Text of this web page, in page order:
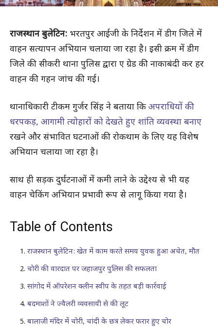
राजस्थान बुलेटिन: भरतपुर आईजी के निर्देशन में डीग जिले में
वाहन सत्यापन अभियान चलाया जा रहा है। इसी क्रम में डीग
जिले की सीकरी थाना पुलिस द्वारा ए ग्रेड की नाकाबंदी कर हर
वाहन की गहन जांच की गई।
थानाधिकारी टीकम गुर्जर सिंह ने बताया कि अपराधियों की
धरपकड़, आगामी त्योहारों को देखते हुए शांति व्यवस्था बनाए
रखने और संभावित घटनाओं की रोकथाम के लिए यह विशेष
अभियान चलाया जा रहा है।
साथ ही सड़क दुर्घटनाओं में कमी लाने के उद्देश्य से भी यह
वाहन चेकिंग अभियान प्रभावी रूप से लागू किया गया है।
Table of Contents
राजस्थान बुलेटिन: खेत में काम करते समय युवक हुआ अचेत, मौत
चोरी की वारदात पर जहाजपुर पुलिस की सफलता
सांगोद में ऑपरेशन क्लीन स्वीप के तहत बड़ी कार्रवाई
बदमाशों ने ज्वैलरी व्यवसायी से की लूट
बालाजी मंदिर में चोरी, चांदी के छत्र लेकर फरार हुए चोर